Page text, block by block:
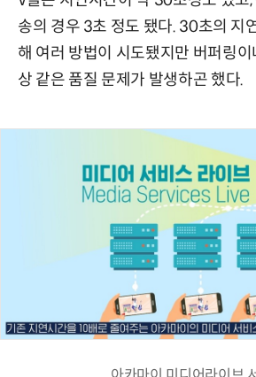
송의 경우 3초 정도 됐다. 30초의 지
해 여러 방법이 시도됐지만 버퍼링
상 같은 품질 문제가 발생하곤 했다.